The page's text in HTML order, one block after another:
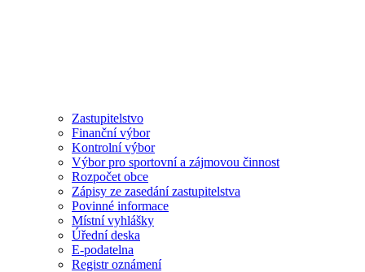
Zastupitelstvo
Finanční výbor
Kontrolní výbor
Výbor pro sportovní a zájmovou činnost
Rozpočet obce
Zápisy ze zasedání zastupitelstva
Povinné informace
Místní vyhlášky
Úřední deska
E-podatelna
Registr oznámení